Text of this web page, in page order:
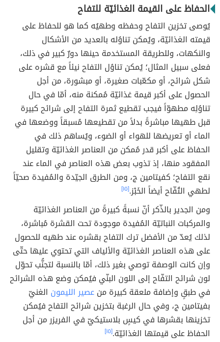
الحفاظ على القيمة الغذائيّة للتفاح
يُوصى تخزين التفاح وحفظه وطهيُه كما هو للحفاظ على
قيمته الغذائيّة، ويُمكن تناوُله بالعديد من الأشكال
والنكهات، وللطريقة المستخدمة حينها دورٌ كبير في ذلك،
فعلى سبيل المثال؛ يُمكن تناوُل التفاح نيئاً مع قشره على
شكل شرائح، أو مكعّبات صغيرة، أو مبشورة، من أجل
الحصول على أكبر قيمة غذائيّة مُمكنة منه، أمّا في حال
تناوُلِه مطهوّاً فيجب تقطيع ثمرة التفاح إلى شرائح كبيرة
قبل طهيها مباشرةً بدلاً من تقطيعها مُسبقاً ووضعها في
الماء أو تعريضها للهواء أو الضوء، ويُساهم ذلك في
الحفاظ على أكبر قدر مُمكن من العناصر الغذائيّة وتقليل
المفقود منها، إذ تذوب بعض هذه العناصر في الماء عند
نقع التفاح؛ كفيتامين ج، ومن الطرق الجيّدة والمُفيدة صحيّاً
لطهي التُفّاح أيضاً الخَبْز.[١٥]
ومن الجدير بالذّكر أنّ نسبةً كبيرةً من العناصر الغذائيّة
والمركبات النباتيّة المُفيدة موجودة تحت القشرة مُباشرة،
لذلك يُعدّ من الأفضل ترك التفاح بقشره عند طهيه للحصول
على هذه العناصر الغذائيّة والألياف التي تحتوي عليها حتّى
وإن كانت الوصفة توصي بغير ذلك، أمّا بالنسبة لتجنُّب تحوّل
لون شرائح التفّاح إلى اللون البنّي فيُمكن وضع هذه الشرائح
في طبقٍ وإضافة ملعقة كبيرة منعصير الليمون الغنيّ
بفيتامين ج، وفي حال الرغبة بتخزين شرائح التفاح فيُمكن
تخزينها بقشرها في كيسٍ بلاستيكيّ في الفريزر من أجل
الحفاظ على قيمتها الغذائيّة.[١٥]